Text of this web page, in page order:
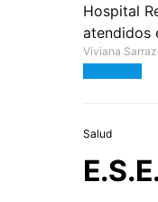
Hospital
atendidos
Viviana
Salud